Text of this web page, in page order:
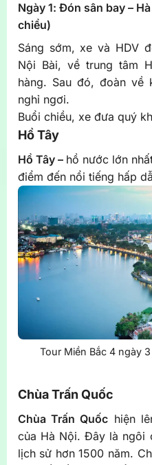
Ngày 1: Đón sân bay –
chiều)
Sáng sớm, xe và HDV
Nội Bài, về trung tâm
hàng. Sau đó, đoàn về
nghỉ ngơi.
Buổi chiều, xe đưa quý
Hồ Tây
Hồ Tây – hồ nước lớn
điểm đến nổi tiếng hấp
Tour Miền Bắc 4 ngày
Chùa Trấn Quốc
Chùa Trấn Quốc hiện
của Hà Nội. Đây là ngôi
lịch sử hơn 1500 năm.